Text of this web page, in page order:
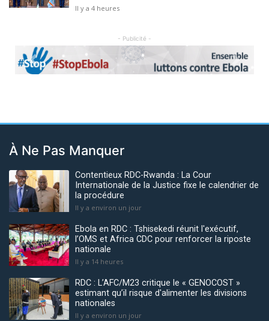
Il y a 4 heures
- Publicité -
Previous Next
À Ne Pas Manquer
Contentieux RDC-Rwanda : La Cour
Internationale de la Justice fixe le calendrier de
la procédure
Il y a environ un jour
Ebola en RDC : Tshisekedi réunit l'exécutif,
l’OMS et Africa CDC pour renforcer la riposte
nationale
Il y a 14 heures
RDC : L’AFC/M23 critique le « GENOCOST »
estimant qu’il risque d'alimenter les divisions
nationales
Il y a environ un jour